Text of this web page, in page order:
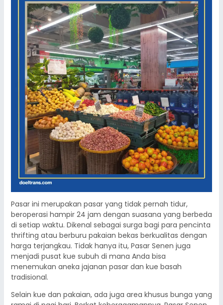
Pasar ini merupakan pasar yang tidak pernah tidur,
beroperasi hampir 24 jam dengan suasana yang berbeda
di setiap waktu. Dikenal sebagai surga bagi para pencinta
thrifting atau berburu pakaian bekas berkualitas dengan
harga terjangkau. Tidak hanya itu, Pasar Senen juga
menjadi pusat kue subuh di mana Anda bisa
menemukan aneka jajanan pasar dan kue basah
tradisional.
Selain kue dan pakaian, ada juga area khusus bunga yang